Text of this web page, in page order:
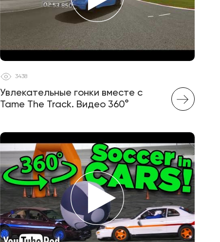
3438
Увлекательные гонки вместе с
Tame The Track. Видео 360°